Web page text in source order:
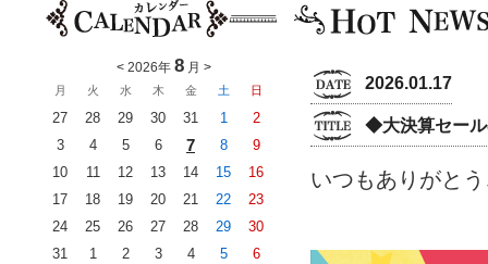
2026.01.17
◆大決算セー
いつもありがと
<2026年 8月 >
月 火 水 木 金 土 日
27 28 29 30 31 1
2
3
4 5 6 7 8
9
10
11 12 13 14 15
16
17
18 19 20 21 22
23
24
25 26 27 28 29
30
31
1 2 3 4 5 6